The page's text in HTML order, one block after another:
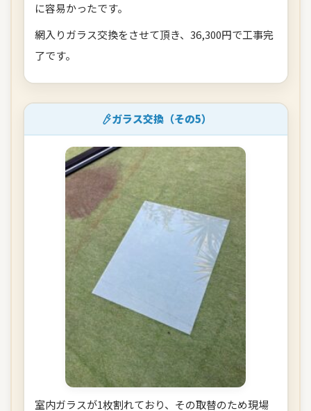
に容易かったです。
網入りガラス交換をさせて頂き、36,300円で工事完
了です。
ガラス交換（その5）
室内ガラスが1枚割れており、その取替のため現場